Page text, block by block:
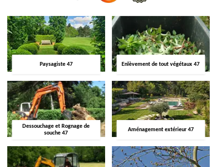
Paysagiste 47 Enlèvement de tout végétaux 47
Dessouchage et Rognage de
souche 47
Aménagement extérieur 47